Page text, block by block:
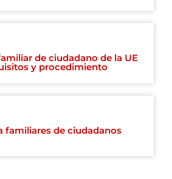
de ciudadano de la UE
y procedimiento
familiares de ciudadanos